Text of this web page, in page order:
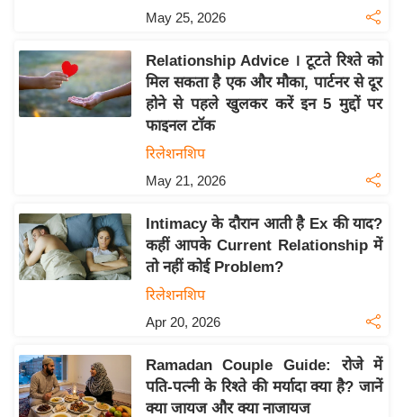
रा
य
ब
क्रि
के
ट
L
2
0
May 25, 2026
Relationship Advice । टूटते रिश्ते को
मिल सकता है एक और मौका, पार्टनर से दूर
होने से पहले खुलकर करें इन 5 मुद्दों पर
फाइनल टॉक
रिलेशनशिप
May 21, 2026
Intimacy के दौरान आती है Ex की याद?
कहीं आपके Current Relationship में
तो नहीं कोई Problem?
रिलेशनशिप
Apr 20, 2026
Ramadan Couple Guide: रोजे में
पति-पत्नी के रिश्ते की मर्यादा क्या है? जानें
क्या जायज और क्या नाजायज